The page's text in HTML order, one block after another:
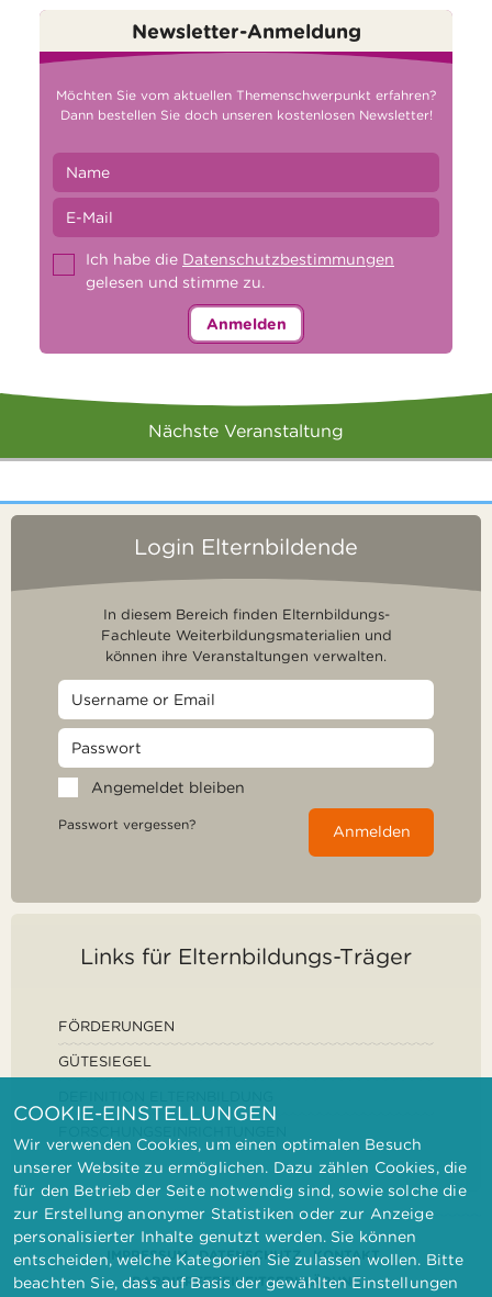
Newsletter-Anmeldung
Möchten Sie vom aktuellen Themenschwerpunkt erfahren?
Dann bestellen Sie doch unseren kostenlosen Newsletter!
Ich habe die Datenschutzbestimmungen
gelesen und stimme zu.
Anmelden
Nächste Veranstaltung
Login Elternbildende
In diesem Bereich finden Elternbildungs-
Fachleute Weiterbildungsmaterialien und
können ihre Veranstaltungen verwalten.
Angemeldet bleiben
Passwort vergessen? Anmelden
Links für Elternbildungs-Träger
FÖRDERUNGEN
GÜTESIEGEL
IMPRESSUM DATENSCHUTZ
KONTAKT
BARRIEREFREIHEITSERKLÄRUNG
COOKIE-EINSTELLUNGEN
Wir verwenden Cookies, um einen optimalen Besuch
unserer Website zu ermöglichen. Dazu zählen Cookies, die
für den Betrieb der Seite notwendig sind, sowie solche die
zur Erstellung anonymer Statistiken oder zur Anzeige
personalisierter Inhalte genutzt werden. Sie können
entscheiden, welche Kategorien Sie zulassen wollen. Bitte
beachten Sie, dass auf Basis der gewählten Einstellungen